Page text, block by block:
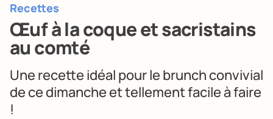
Recettes
Œuf à la coque et sacristains
au comté
Une recette idéal pour le brunch convivial
de ce dimanche et tellement facile à faire
!